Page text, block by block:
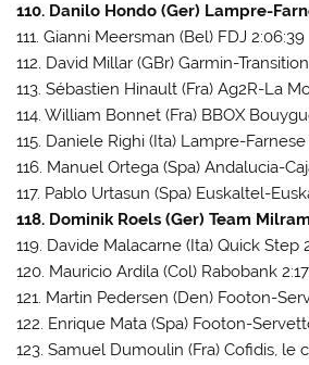
110. Danilo Hondo (Ger) Lampre-
111. Gianni Meersman (Bel) FDJ 2:06:39
112. David Millar (GBr) Garmin-
113. Sébastien Hinault (Fra) Ag2R-La
114. William Bonnet (Fra) BBOX
115. Daniele Righi (Ita) Lampre-Farnese
116. Manuel Ortega (Spa) Andalucia-
117. Pablo Urtasun (Spa) Euskaltel-
118. Dominik Roels (Ger) Team
119. Davide Malacarne (Ita) Quick Step
120. Mauricio Ardila (Col) Rabobank
121. Martin Pedersen (Den) Footon-
122. Enrique Mata (Spa) Footon-
123. Samuel Dumoulin (Fra) Cofidis, le